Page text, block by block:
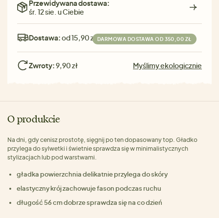
Przewidywana dostawa:
śr. 12 sie. u Ciebie
Dostawa:od 15,90 zł DARMOWA DOSTAWA OD 350,00 ZŁ
Zwroty:9,90 zł Myślimy ekologicznie
O produkcie
Na dni, gdy cenisz prostotę, sięgnij po ten dopasowany top. Gładko
przylega do sylwetki i świetnie sprawdza się w minimalistycznych
stylizacjach lub pod warstwami.
gładka powierzchnia delikatnie przylega do skóry
elastyczny krój zachowuje fason podczas ruchu
długość 56 cm dobrze sprawdza się na co dzień